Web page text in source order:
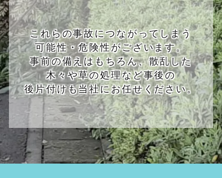
これらの事故につながってしまう
可能性・危険性がございます。
事前の備えはもちろん、散乱した
木々や草の処理など事後の
後片付けも当社にお任せください。